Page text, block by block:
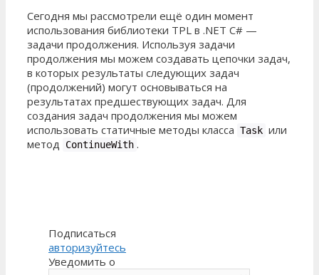
Сегодня мы рассмотрели ещё один момент
использования библиотеки TPL в .NET C# —
задачи продолжения. Используя задачи
продолжения мы можем создавать цепочки задач,
в которых результаты следующих задач
(продолжений) могут основываться на
результатах предшествующих задач. Для
создания задач продолжения мы можем
использовать статичные методы класса Task или
метод
ContinueWith .
Подписаться
авторизуйтесь
Уведомить о